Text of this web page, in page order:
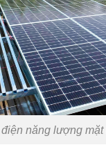
năng lượng